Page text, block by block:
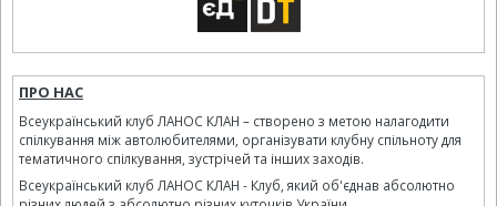
ПРО НАС
Всеукраїнський клуб ЛАНОС КЛАН – створено з метою налагодити
спілкування між автолюбителями, організувати клубну спільноту для
тематичного спілкування, зустрічей та інших заходів.
Всеукраїнський клуб ЛАНОС КЛАН - Клуб, який об'єднав абсолютно